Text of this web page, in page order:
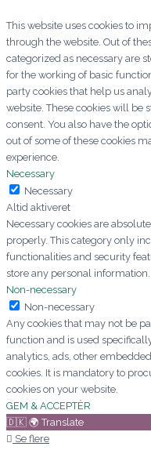
This website uses cookies to
through the website. Out of
categorized as necessary are
for the working of basic
party cookies that help us
website. These cookies will be
consent. You also have the
out of some of these cookies
experience.
Necessary
Necessary
Altid aktiveret
Necessary cookies are
properly. This category only
functionalities and security
store any personal information.
Non-necessary
Non-necessary
Any cookies that may not be
function and is used
analytics, ads, other
cookies. It is mandatory to
cookies on your website.
GEM & ACCEPTÈR
🇩🇰 🌍 Translate
Se flere